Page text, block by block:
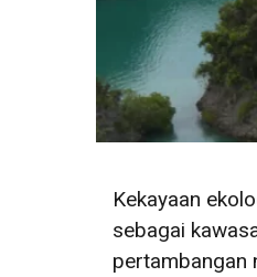
Kekayaan
sebagai
pertambangan